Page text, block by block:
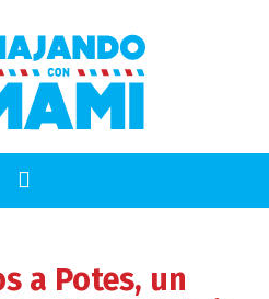
a Potes, un